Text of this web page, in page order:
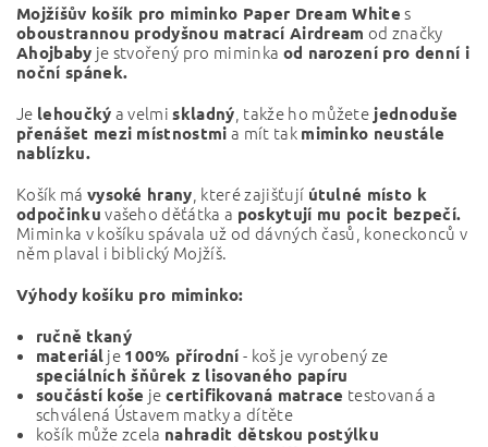
Mojžíšův košík pro miminko Paper Dream White s
oboustrannou prodyšnou matrací Airdream od značky
Ahojbaby je stvořený pro miminka od narození pro denní i
noční spánek.
Je lehoučký a velmiskladný , takže ho můžete jednoduše
přenášet mezi místnostmi a mít tak miminko neustále
nablízku.
Košík má vysoké hrany , které zajišťují útulné místo k
odpočinku vašeho děťátka a poskytují mu pocit bezpečí.
Miminka v košíku spávala už od dávných časů, koneckonců v
něm plaval i biblický Mojžíš.
Výhody košíku pro miminko:
ručně tkaný
materiál je 100% přírodní - koš je vyrobený ze
speciálních šňůrek z lisovaného papíru
součástí koše jecertifikovaná matrace testovaná a
schválená Ústavem matky a dítěte
košík může zcela nahradit dětskou postýlku